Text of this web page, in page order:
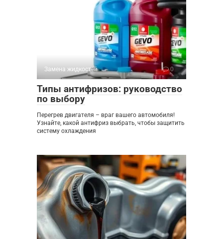
Замена жидкостей 0
Типы антифризов: руководство
по выбору
Перегрев двигателя – враг вашего автомобиля!
Узнайте, какой антифриз выбрать, чтобы защитить
систему охлаждения